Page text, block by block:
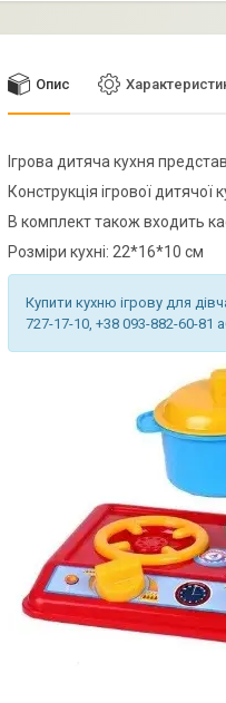
Опис
Ігрова дитяча кухня
Конструкція ігрової
В комплект також входить
Розміри кухні: 22*16*10 см
Купити кухню ігрову для
727-17-10, +38 093-882-60-